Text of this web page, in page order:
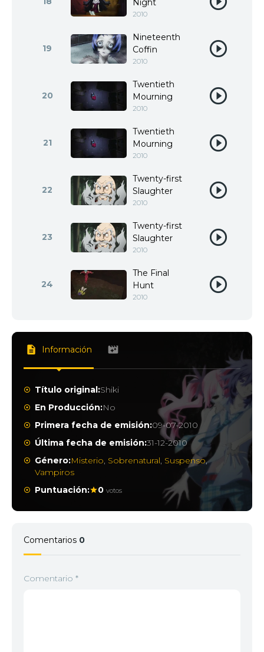
Night
2010
19
Nineteenth
Coffin
2010
20
Twentieth
Mourning
2010
21
Twentieth
Mourning
2010
22
Twenty-first
Slaughter
2010
23
Twenty-first
Slaughter
2010
24
The Final
Hunt
2010
Información
Título original:Shiki
En Producción:No
Primera fecha de emisión:09-07-2010
Última fecha de emisión:31-12-2010
Género:Misterio, Sobrenatural, Suspenso,
Vampiros
Puntuación:
0 votos
Comentarios 0
Comentario *